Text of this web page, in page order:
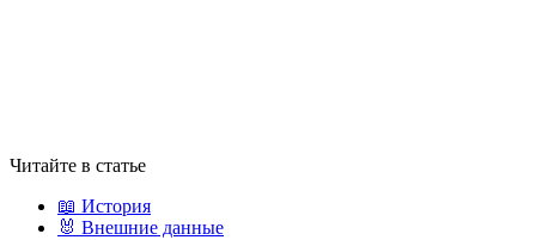
Читайте в статье
📖 История
🐰 Внешние данные